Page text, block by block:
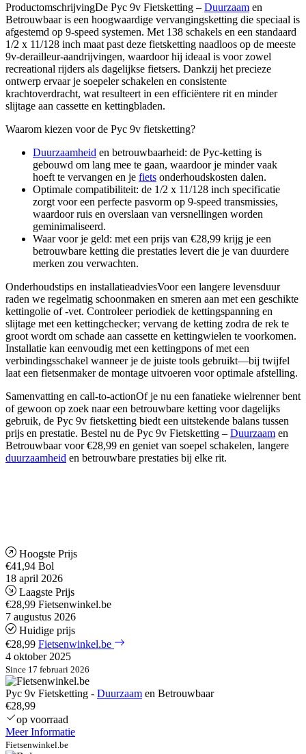
ProductomschrijvingDe Pyc 9v Fietsketting – Duurzaam en
Betrouwbaar is een hoogwaardige vervangingsketting die speciaal is
afgestemd op 9-speed systemen. Met 138 schakels en een standaard
1/2 x 11/128 inch maat past deze fietsketting naadloos op de meeste
9v-derailleur-aandrijvingen, waardoor hij ideaal is voor zowel
recreational rijders als dagelijkse fietsers. Dankzij het precieze
ontwerp ervaar je soepeler schakelen en consistente
krachtoverdracht, wat resulteert in een efficiëntere rit en minder
slijtage aan cassette en kettingbladen.
Waarom kiezen voor de Pyc 9v fietsketting?
Duurzaamheid en betrouwbaarheid: de Pyc-ketting is
gebouwd om lang mee te gaan, waardoor je minder vaak
hoeft te vervangen en je fiets onderhoudskosten dalen.
Optimale compatibiliteit: de 1/2 x 11/128 inch specificatie
zorgt voor een perfecte pasvorm op 9-speed transmissies,
waardoor ruis en overslaan van versnellingen worden
geminimaliseerd.
Waar voor je geld: met een prijs van €28,99 krijg je een
betrouwbare ketting die prestaties levert die je van duurdere
merken zou verwachten.
Onderhoudstips en installatieadviesVoor een langere levensduur
raden we regelmatig schoonmaken en smeren aan met een geschikte
kettingolie of -vet. Controleer periodiek de kettingspanning en
slijtage met een kettingchecker; vervang de ketting zodra de rek te
groot wordt om schade aan cassette en kettingwielen te voorkomen.
Installatie kan eenvoudig met een kettingpons of met een
verbindingsschakel wanneer je de juiste tools gebruikt—bij twijfel
laat een fietsenmaker de montage uitvoeren voor optimale afstelling.
Samenvatting en call-to-actionOf je nu een fanatieke wielrenner bent
of gewoon op zoek naar een betrouwbare ketting voor dagelijks
gebruik, de Pyc 9v fietsketting biedt een uitstekende balans tussen
prijs en prestatie. Bestel nu de Pyc 9v Fietsketting – Duurzaam en
Betrouwbaar voor €28,99 en geniet van soepel schakelen, langere
duurzaamheid en betrouwbare prestaties bij elke rit.
Hoogste Prijs
€41,94 Bol
18 april 2026
Laagste Prijs
€28,99 Fietsenwinkel.be
7 augustus 2026
Huidige prijs
€28,99 Fietsenwinkel.be
4 oktober 2025
Since 17 februari 2026
Pyc 9v Fietsketting - Duurzaam en Betrouwbaar
€28,99
op voorraad
Meer Informatie
Fietsenwinkel.be